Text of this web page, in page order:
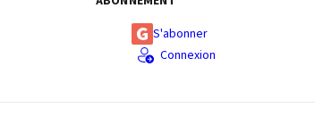
S'abonner
Connexion